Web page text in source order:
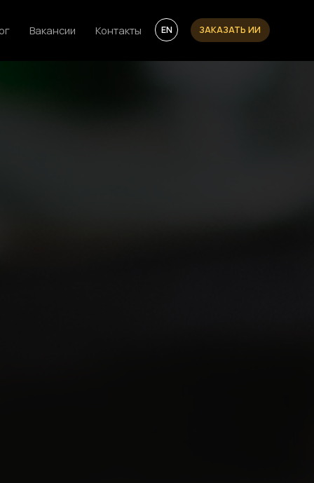
Контакты ЗАКАЗАТЬ ИИ
EN